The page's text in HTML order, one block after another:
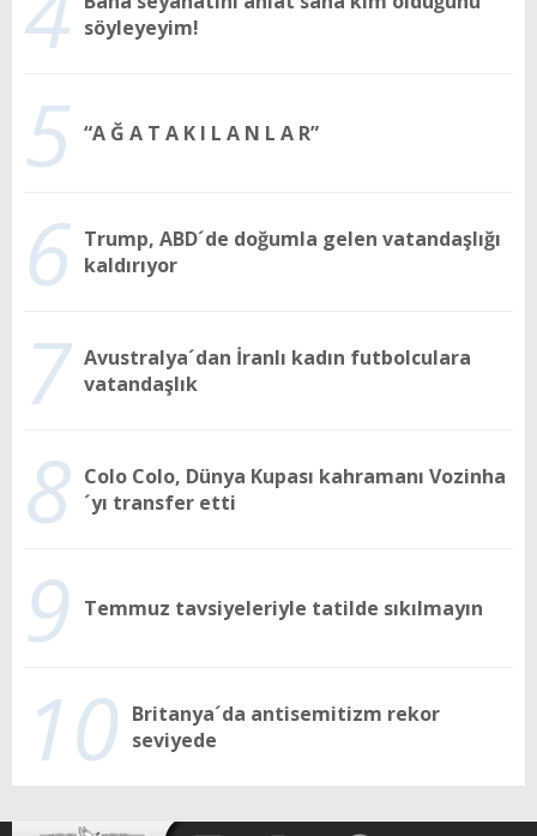
söyleyeyim!
5 “A Ğ A T A K I L A N L A R”
6 Trump, ABD´de doğumla gelen vatandaşlığı
kaldırıyor
7 Avustralya´dan İranlı kadın futbolculara
vatandaşlık
8 Colo Colo, Dünya Kupası kahramanı Vozinha
´yı transfer etti
9 Temmuz tavsiyeleriyle tatilde sıkılmayın
10 Britanya´da antisemitizm rekor
seviyede